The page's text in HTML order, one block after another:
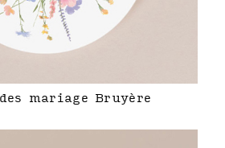
mariage Bruyère